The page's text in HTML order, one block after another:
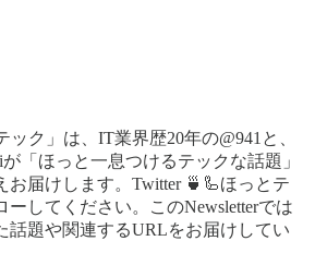
ック」は、IT業界歴20年の@941と、
「ほっと一息つけるテックな話題」
お届けします。Twitter 🍵🦾ほっとテ
ーしてください。このNewsletterでは
話題や関連するURLをお届けしてい